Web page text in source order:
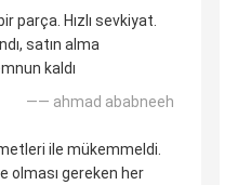
parça. Hızlı sevkiyat.
satın alma
kaldı
—— ahmad ababneeh
ile mükemmeldi.
olması gereken her